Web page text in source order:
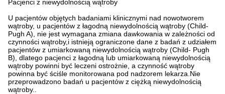
Pacjenci z niewydolnością wątroby
U pacjentów objętych badaniami klinicznymi nad nowotworem
wątroby, u pacjentów z łagodną niewydolnością wątroby (Child-
Pugh A), nie jest wymagana zmiana dawkowania w zależności od
czynności wątroby,i istnieją ograniczone dane z badań z udziałem
pacjentów z umiarkowaną niewydolnością wątroby (Child- Pugh
B), dlatego pacjenci z łagodną lub umiarkowaną niewydolnością
wątroby powinni być leczeni ostrożnie, a czynność wątroby
powinna być ściśle monitorowana pod nadzorem lekarza.Nie
przeprowadzono badań u pacjentów z ciężką niewydolnością
wątroby..